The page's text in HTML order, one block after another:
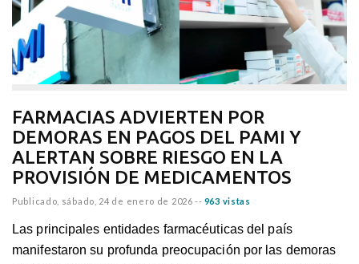
FARMACIAS ADVIERTEN POR
DEMORAS EN PAGOS DEL PAMI Y
ALERTAN SOBRE RIESGO EN LA
PROVISIÓN DE MEDICAMENTOS
Publicado, sábado, 24 de enero de 2026 -- 963 vistas
Las principales entidades farmacéuticas del país
manifestaron su profunda preocupación por las demoras